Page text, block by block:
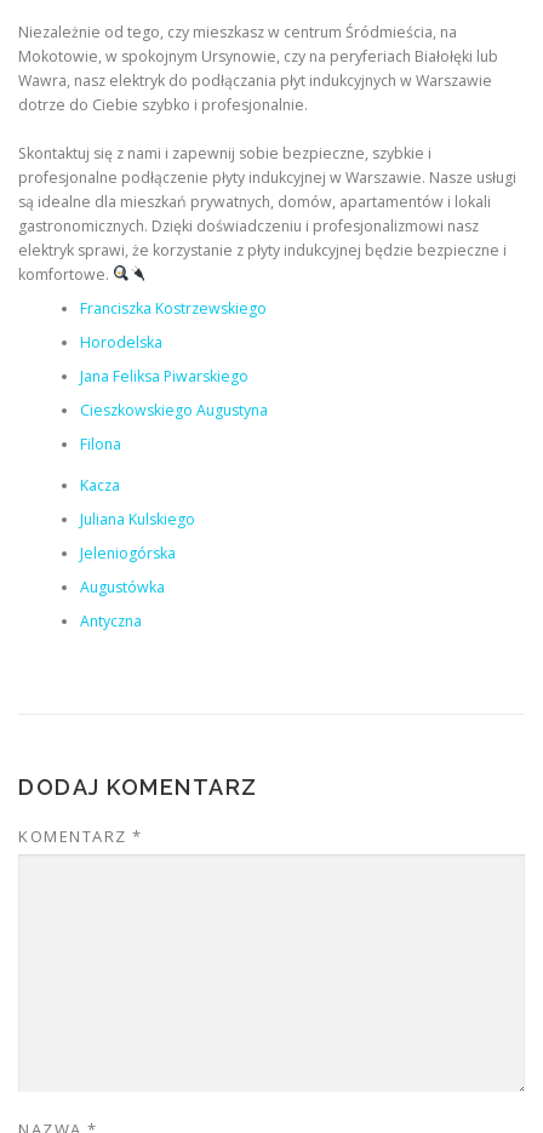
Niezależnie od tego, czy mieszkasz w centrum Śródmieścia, na
Mokotowie, w spokojnym Ursynowie, czy na peryferiach Białołęki lub
Wawra, nasz elektryk do podłączania płyt indukcyjnych w Warszawie
dotrze do Ciebie szybko i profesjonalnie.
Skontaktuj się z nami i zapewnij sobie bezpieczne, szybkie i
profesjonalne podłączenie płyty indukcyjnej w Warszawie. Nasze usługi
są idealne dla mieszkań prywatnych, domów, apartamentów i lokali
gastronomicznych. Dzięki doświadczeniu i profesjonalizmowi nasz
elektryk sprawi, że korzystanie z płyty indukcyjnej będzie bezpieczne i
komfortowe.
Franciszka Kostrzewskiego
Horodelska
Jana Feliksa Piwarskiego
Cieszkowskiego Augustyna
Filona
Kacza
Juliana Kulskiego
Jeleniogórska
Augustówka
Antyczna
DODAJ KOMENTARZ
KOMENTARZ *